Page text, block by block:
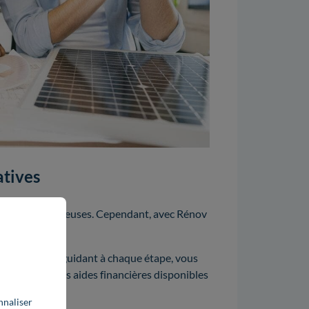
et fastidieuses. Cependant, avec Rénov
vous, vous guidant à chaque étape, vous
différentes aides financières disponibles